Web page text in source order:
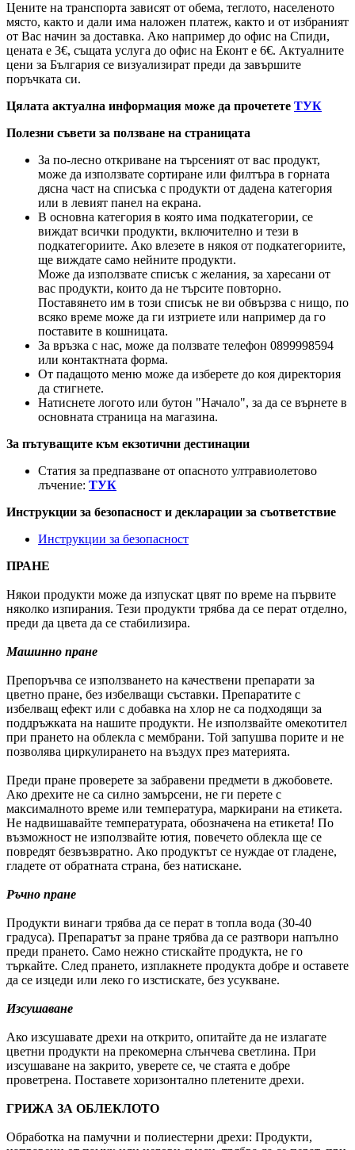
Цените на транспорта зависят от обема, теглото, населеното
място, както и дали има наложен платеж, както и от избраният
от Вас начин за доставка. Ако например до офис на Спиди,
цената е 3€, същата услуга до офис на Еконт е 6€. Актуалните
цени за България се визуализират преди да завършите
поръчката си.
Цялата актуална информация може да прочетете ТУК
Полезни съвети за ползване на страницата
За по-лесно откриване на търсеният от вас продукт,
може да използвате сортиране или филтъра в горната
дясна част на списъка с продукти от дадена категория
или в левият панел на екрана.
В основна категория в която има подкатегории, се
виждат всички продукти, включително и тези в
подкатегориите. Ако влезете в някоя от подкатегориите,
ще виждате само нейните продукти.
Може да използвате списък с желания, за харесани от
вас продукти, които да не търсите повторно.
Поставянето им в този списък не ви обвързва с нищо, по
всяко време може да ги изтриете или например да го
поставите в кошницата.
За връзка с нас, може да ползвате телефон 0899998594
или контактната форма.
От падащото меню може да изберете до коя директория
да стигнете.
Натиснете логото или бутон "Начало", за да се върнете в
основната страница на магазина.
За пътуващите към екзотични дестинации
Статия за предпазване от опасното ултравиолетово
лъчение: ТУК
Инструкции за безопасност и декларации за съответствие
Инструкции за безопасност
ПРАНЕ
Някои продукти може да изпускат цвят по време на първите
няколко изпирания. Тези продукти трябва да се перат отделно,
преди да цвета да се стабилизира.
Машинно пране
Препоръчва се използването на качествени препарати за
цветно пране, без избелващи съставки. Препаратите с
избелващ ефект или с добавка на хлор не са подходящи за
поддръжката на нашите продукти. Не използвайте омекотител
при прането на облекла с мембрани. Той запушва порите и не
позволява циркулирането на въздух през материята.
Преди пране проверете за забравени предмети в джобовете.
Ако дрехите не са силно замърсени, не ги перете с
максималното време или температура, маркирани на етикета.
Не надвишавайте температурата, обозначена на етикета! По
възможност не използвайте ютия, повечето облекла ще се
повредят безвъзвратно. Ако продуктът се нуждае от гладене,
гладете от обратната страна, без натискане.
Ръчно пране
Продукти винаги трябва да се перат в топла вода (30-40
градуса). Препаратът за пране трябва да се разтвори напълно
преди прането. Само нежно стискайте продукта, не го
търкайте. След прането, изплакнете продукта добре и оставете
да се изцеди или леко го изстискате, без усукване.
Изсушаване
Ако изсушавате дрехи на открито, опитайте да не излагате
цветни продукти на прекомерна слънчева светлина. При
изсушаване на закрито, уверете се, че стаята е добре
проветрена. Поставете хоризонтално плетените дрехи.
ГРИЖА ЗА ОБЛЕКЛОТО
Обработка на памучни и полиестерни дрехи: Продукти,